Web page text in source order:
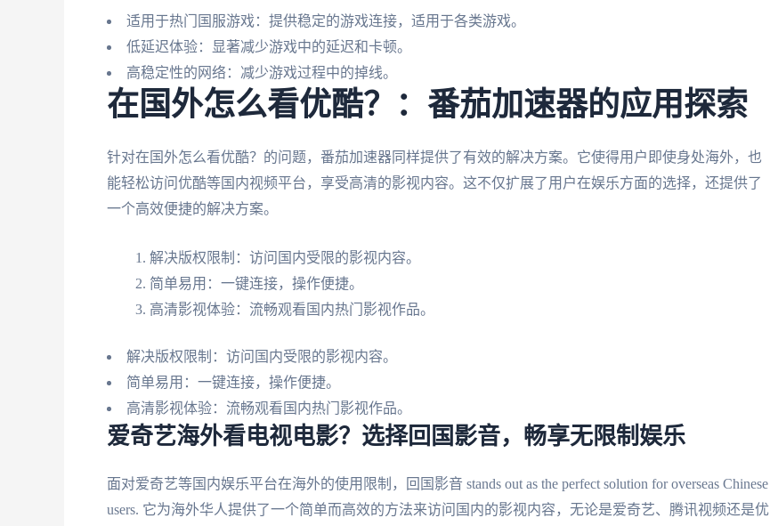
适用于热门国服游戏：提供稳定的游戏连接，适用于各类游戏。
低延迟体验：显著减少游戏中的延迟和卡顿。
高稳定性的网络：减少游戏过程中的掉线。
在国外怎么看优酷？：番茄加速器的应用探索
针对在国外怎么看优酷？的问题，番茄加速器同样提供了有效的解决方案。它使得用户即使身处海外，也
能轻松访问优酷等国内视频平台，享受高清的影视内容。这不仅扩展了用户在娱乐方面的选择，还提供了
一个高效便捷的解决方案。
解决版权限制：访问国内受限的影视内容。
简单易用：一键连接，操作便捷。
高清影视体验：流畅观看国内热门影视作品。
解决版权限制：访问国内受限的影视内容。
简单易用：一键连接，操作便捷。
高清影视体验：流畅观看国内热门影视作品。
爱奇艺海外看电视电影？选择回国影音，畅享无限制娱乐
面对爱奇艺等国内娱乐平台在海外的使用限制，回国影音 stands out as the perfect solution for overseas Chinese
users. 它为海外华人提供了一个简单而高效的方法来访问国内的影视内容，无论是爱奇艺、腾讯视频还是优